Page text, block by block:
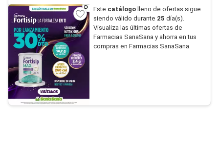
Este catálogo lleno de ofertas sigue
siendo válido durante 25 día(s).
Visualiza las últimas ofertas de
Farmacias SanaSana y ahorra en tus
compras en Farmacias SanaSana.